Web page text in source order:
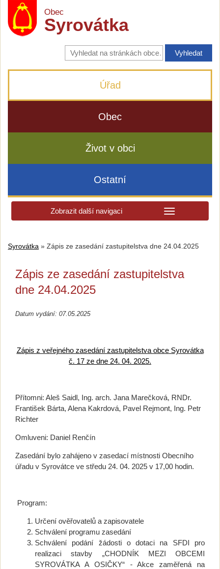
Obec
Syrovátka
Vyhledávání
na
stránkách
Úřad
Obec
Život v obci
Ostatní
Zobrazit další navigaci
Syrovátka » Zápis ze zasedání zastupitelstva dne 24.04.2025
Zápis ze zasedání zastupitelstva
dne 24.04.2025
Datum vydání: 07.05.2025
Zápis z veřejného zasedání zastupitelstva obce Syrovátka
č. 17 ze dne 24. 04. 2025.
Přítomni: Aleš Saidl, Ing. arch. Jana Marečková, RNDr.
František Bárta, Alena Kakrdová, Pavel Rejmont, Ing. Petr
Richter
Omluveni: Daniel Renčín
Zasedání bylo zahájeno v zasedací místnosti Obecního
úřadu v Syrovátce ve středu 24. 04. 2025 v 17,00 hodin.
Program:
Určení ověřovatelů a zapisovatele
Schválení programu zasedání
Schválení podání žádosti o dotaci na SFDI pro
realizaci stavby „CHODNÍK MEZI OBCEMI
SYROVÁTKA A OSIČKY“ - Akce zaměřená na